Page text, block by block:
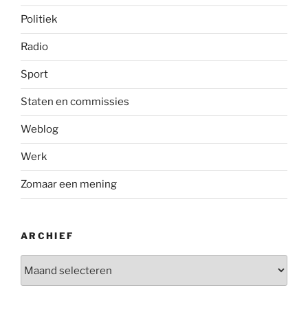
Politiek
Radio
Sport
Staten en commissies
Weblog
Werk
Zomaar een mening
ARCHIEF